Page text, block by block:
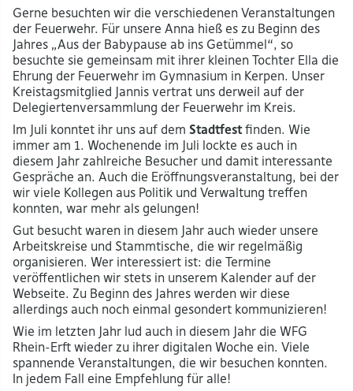
Gerne besuchten wir die verschiedenen Veranstaltungen
der Feuerwehr. Für unsere Anna hieß es zu Beginn des
Jahres „Aus der Babypause ab ins Getümmel“, so
besuchte sie gemeinsam mit ihrer kleinen Tochter Ella die
Ehrung der Feuerwehr im Gymnasium in Kerpen. Unser
Kreistagsmitglied Jannis vertrat uns derweil auf der
Delegiertenversammlung der Feuerwehr im Kreis.
Im Juli konntet ihr uns auf dem Stadtfestfinden. Wie
immer am 1. Wochenende im Juli lockte es auch in
diesem Jahr zahlreiche Besucher und damit interessante
Gespräche an. Auch die Eröffnungsveranstaltung, bei der
wir viele Kollegen aus Politik und Verwaltung treffen
konnten, war mehr als gelungen!
Gut besucht waren in diesem Jahr auch wieder unsere
Arbeitskreise und Stammtische, die wir regelmäßig
organisieren. Wer interessiert ist: die Termine
veröffentlichen wir stets in unserem Kalender auf der
Webseite. Zu Beginn des Jahres werden wir diese
allerdings auch noch einmal gesondert kommunizieren!
Wie im letzten Jahr lud auch in diesem Jahr die WFG
Rhein-Erft wieder zu ihrer digitalen Woche ein. Viele
spannende Veranstaltungen, die wir besuchen konnten.
In jedem Fall eine Empfehlung für alle!